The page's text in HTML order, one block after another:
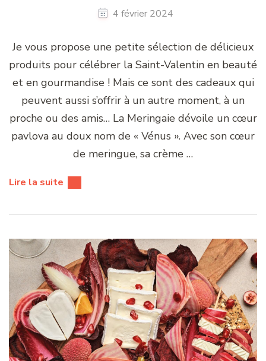
4 février 2024
Je vous propose une petite sélection de délicieux
produits pour célébrer la Saint-Valentin en beauté
et en gourmandise ! Mais ce sont des cadeaux qui
peuvent aussi s’offrir à un autre moment, à un
proche ou des amis… La Meringaie dévoile un cœur
pavlova au doux nom de « Vénus ». Avec son cœur
de meringue, sa crème …
Lire la suite